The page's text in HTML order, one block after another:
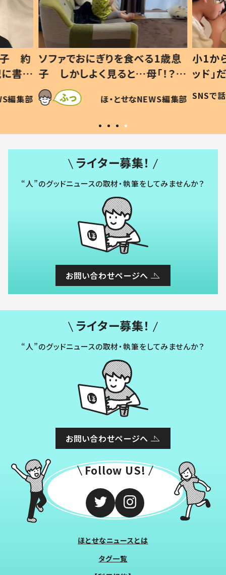
歳息
？」
編集部
小1から不登校、息子は「ギフテ
ッド」だった 父が“ウチ給食”を
作り続ける理由とは #令和の親
#令和の子
SNSで話題 ほ・とせなNEWS編集部
ひ孫
が、抱
「涙
い」
ライター募集！
“人”のグッドニュースの取材・執筆をしてみませんか？
お問い合わせページへ
ライター募集！
“人”のグッドニュースの取材・執筆をしてみませんか？
お問い合わせページへ
Follow US!
ほとせなニュースとは
タグ一覧